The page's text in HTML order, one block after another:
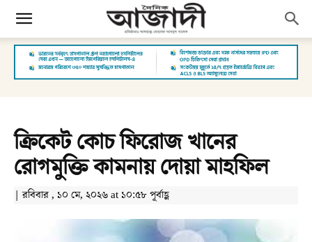
ক্রিকেট কোচ ফিরোজ খানের
রোগমুক্তি কামনায় দোয়া মাহফিল
| রবিবার , ১০ মে, ২০২৬ at ১০:৫৮ পূর্বাহ্ণ